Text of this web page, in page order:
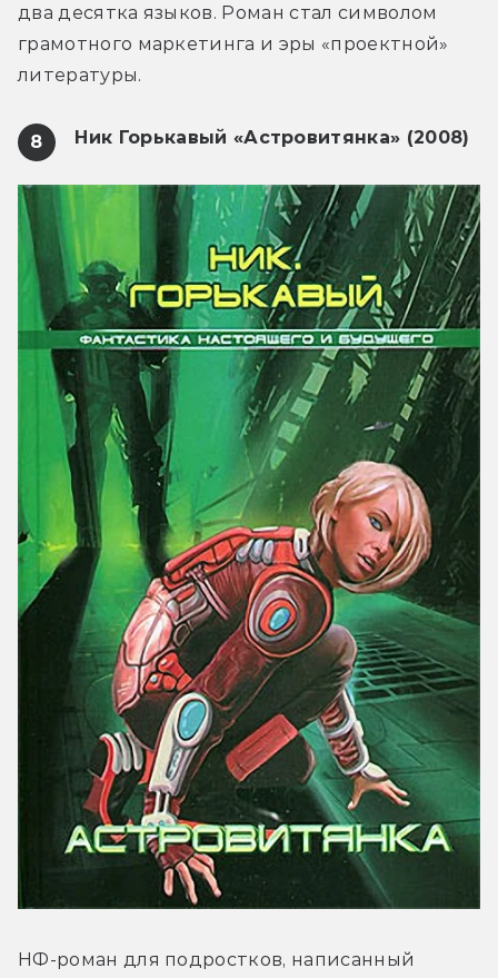
два десятка языков. Роман стал символом
грамотного маркетинга и эры «проектной»
литературы.
8 Ник Горькавый «Астровитянка» (2008)
НФ-роман для подростков, написанный